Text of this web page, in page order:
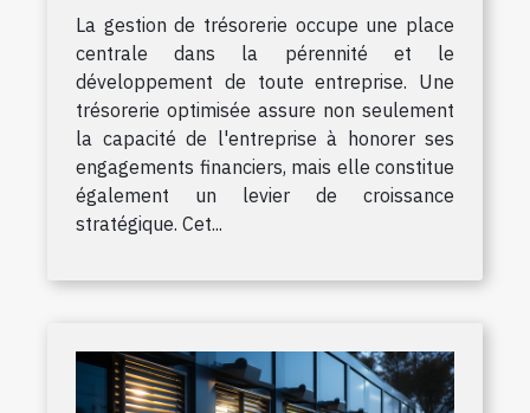
La gestion de trésorerie occupe une place
centrale dans la pérennité et le
développement de toute entreprise. Une
trésorerie optimisée assure non seulement
la capacité de l'entreprise à honorer ses
engagements financiers, mais elle constitue
également un levier de croissance
stratégique. Cet...